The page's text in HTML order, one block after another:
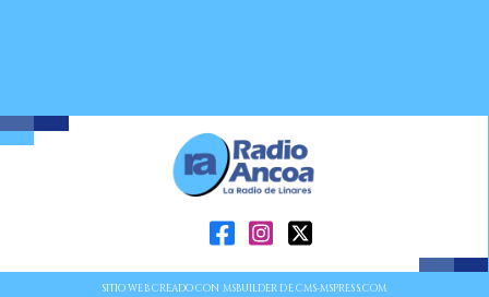
SITIO WEB CREADO CON MSBUILDER DE CMS-MSPRESS.COM